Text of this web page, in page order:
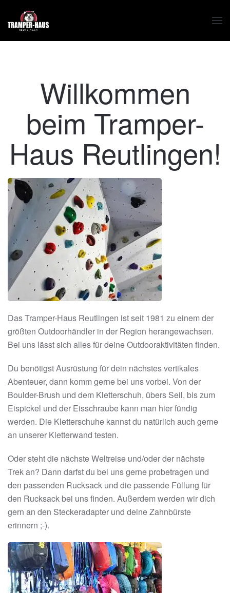
Zum Hauptinhalt springen
Willkommen
beim Tramper-
Haus Reutlingen!
Das Tramper-Haus Reutlingen ist seit 1981 zu einem der
größten Outdoorhändler in der Region herangewachsen.
Bei uns lässt sich alles für deine Outdooraktivitäten finden.
Du benötigst Ausrüstung für dein nächstes vertikales
Abenteuer, dann komm gerne bei uns vorbei. Von der
Boulder-Brush und dem Kletterschuh, übers Seil, bis zum
Eispickel und der Eisschraube kann man hier fündig
werden. Die Kletterschuhe kannst du natürlich auch gerne
an unserer Kletterwand testen.
Oder steht die nächste Weltreise und/oder der nächste
Trek an? Dann darfst du bei uns gerne probetragen und
den passenden Rucksack und die passende Füllung für
den Rucksack bei uns finden. Außerdem werden wir dich
gern an den Steckeradapter und deine Zahnbürste
erinnern ;-).